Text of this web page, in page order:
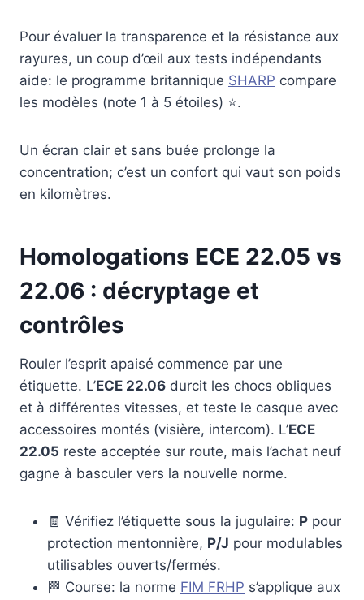
Pour évaluer la transparence et la résistance aux
rayures, un coup d’œil aux tests indépendants
aide: le programme britannique SHARP compare
les modèles (note 1 à 5 étoiles) ⭐.
Un écran clair et sans buée prolonge la
concentration; c’est un confort qui vaut son poids
en kilomètres.
Homologations ECE 22.05 vs
22.06 : décryptage et
contrôles
Rouler l’esprit apaisé commence par une
étiquette. L’ECE 22.06 durcit les chocs obliques
et à différentes vitesses, et teste le casque avec
accessoires montés (visière, intercom). L’ECE
22.05 reste acceptée sur route, mais l’achat neuf
gagne à basculer vers la nouvelle norme.
🧾 Vérifiez l’étiquette sous la jugulaire: P pour
protection mentonnière, P/J pour modulables
utilisables ouverts/fermés.
🏁 Course: la norme FIM FRHP s’applique aux